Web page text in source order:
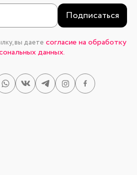
Подписаться
вы даете согласие на обработку
данных.